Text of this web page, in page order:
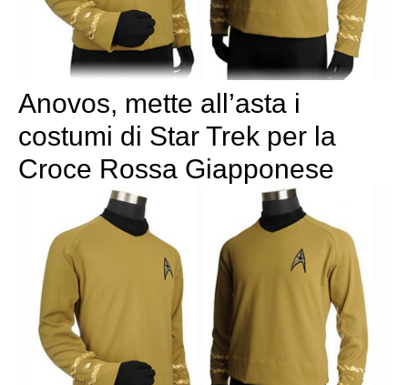
Anovos, mette all’asta i
costumi di Star Trek per la
Croce Rossa Giapponese